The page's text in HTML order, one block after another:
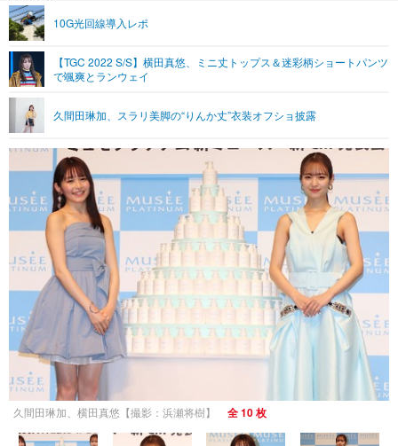
グラビア
ショッピング その他
ライフTOP
その他
リリース一覧
プッシュ通知の停止方法
10G光回線導入レポ
【TGC 2022 S/S】横田真悠、ミニ丈トップス＆迷彩柄ショートパンツ
で颯爽とランウェイ
久間田琳加、スラリ美脚の“りんか丈”衣装オフショ披露
久間田琳加、横田真悠【撮影：浜瀬将樹】 全 10 枚